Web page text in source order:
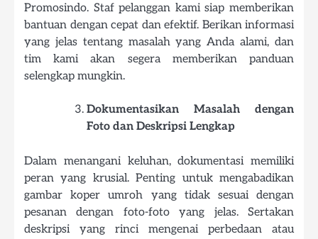
Promosindo. Staf pelanggan kami siap memberikan
bantuan dengan cepat dan efektif. Berikan informasi
yang jelas tentang masalah yang Anda alami, dan
tim kami akan segera memberikan panduan
selengkap mungkin.
Dokumentasikan Masalah dengan
Foto dan Deskripsi Lengkap
Dalam menangani keluhan, dokumentasi memiliki
peran yang krusial. Penting untuk mengabadikan
gambar koper umroh yang tidak sesuai dengan
pesanan dengan foto-foto yang jelas. Sertakan
deskripsi yang rinci mengenai perbedaan atau